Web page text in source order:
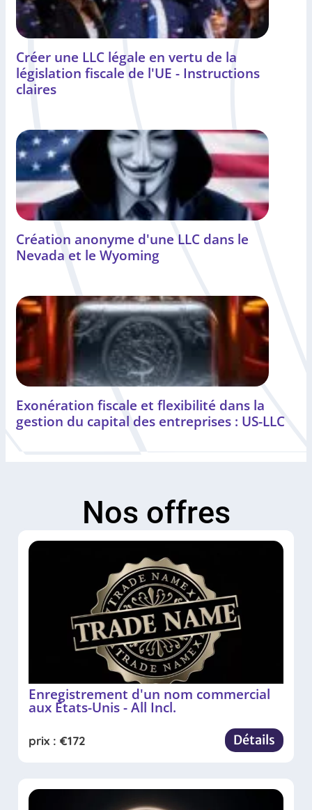
Créer une LLC légale en vertu de la
législation fiscale de l'UE - Instructions
claires
Création anonyme d'une LLC dans le
Nevada et le Wyoming
Exonération fiscale et flexibilité dans la
gestion du capital des entreprises : US-LLC
Nos offres
Enregistrement d'un nom commercial
aux États-Unis - All Incl.
prix : €172 Détails